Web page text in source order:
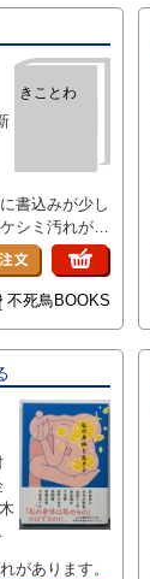
きことわ
書込みが少し
シミ汚れがあ
あります。
不死鳥BOOKS
があります。